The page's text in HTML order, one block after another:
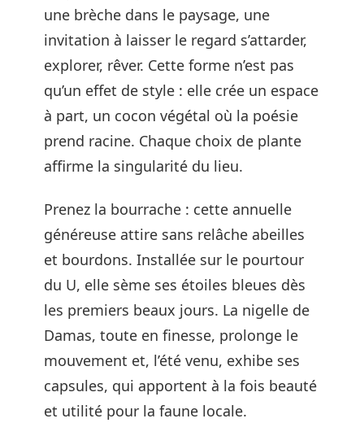
une brèche dans le paysage, une
invitation à laisser le regard s’attarder,
explorer, rêver. Cette forme n’est pas
qu’un effet de style : elle crée un espace
à part, un cocon végétal où la poésie
prend racine. Chaque choix de plante
affirme la singularité du lieu.
Prenez la bourrache : cette annuelle
généreuse attire sans relâche abeilles
et bourdons. Installée sur le pourtour
du U, elle sème ses étoiles bleues dès
les premiers beaux jours. La nigelle de
Damas, toute en finesse, prolonge le
mouvement et, l’été venu, exhibe ses
capsules, qui apportent à la fois beauté
et utilité pour la faune locale.